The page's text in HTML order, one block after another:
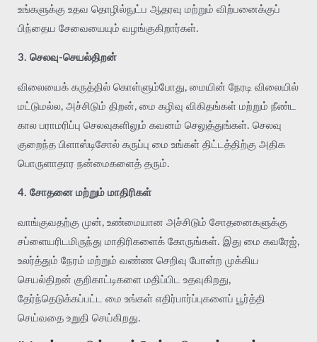
உங்களுக்கு உதவ தொழில்நுட்ப ஆதரவு மற்றும் விற்பனைக்குப்
பிந்தைய சேவையையும் வழங்குகிறார்கள்.
3. செலவு-செயல்திறன்
விலையைக் கருத்தில் கொள்ளும்போது, மையின் நேரடி விலையில்
மட்டுமல்ல, அச்சிடும் திறன், மை கழிவு விகிதங்கள் மற்றும் நீண்ட
கால பராமரிப்பு செலவுகளிலும் கவனம் செலுத்துங்கள். செலவு
குறைந்த பிளாஸ்டிசோல் கருப்பு மை உங்கள் திட்டத்திற்கு அதிக
பொருளாதார நன்மைகளைத் தரும்.
4. சோதனை மற்றும் மாதிரிகள்
வாங்குவதற்கு முன், உண்மையான அச்சிடும் சோதனைகளுக்கு
சப்ளையரிடமிருந்து மாதிரிகளைக் கோருங்கள். இது மை கவரேஜ்,
உலர்த்தும் நேரம் மற்றும் வண்ண செறிவு போன்ற முக்கிய
செயல்திறன் குறிகாட்டிகளை மதிப்பிட உதவுகிறது,
தேர்ந்தெடுக்கப்பட்ட மை உங்கள் எதிர்பார்ப்புகளைப் பூர்த்தி
செய்வதை உறுதி செய்கிறது.